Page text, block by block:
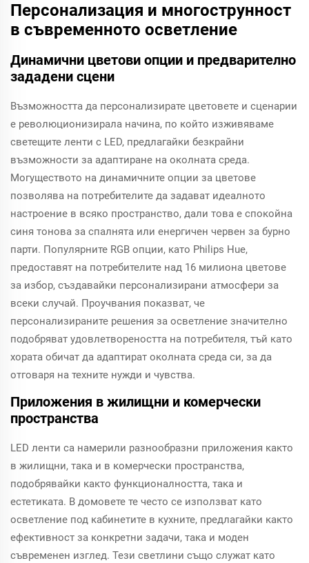
Персонализация и многострунност
в съвременното осветление
Динамични цветови опции и предварително
зададени сцени
Възможността да персонализирате цветовете и сценарии
е революционизирала начина, по който изживяваме
светещите ленти с LED, предлагайки безкрайни
възможности за адаптиране на околната среда.
Могуществото на динамичните опции за цветове
позволява на потребителите да задават идеалното
настроение в всяко пространство, дали това е спокойна
синя тонова за спалнята или енергичен червен за бурно
парти. Популярните RGB опции, като Philips Hue,
предоставят на потребителите над 16 милиона цветове
за избор, създавайки персонализирани атмосфери за
всеки случай. Проучвания показват, че
персонализираните решения за осветление значително
подобряват удовлетвореността на потребителя, тъй като
хората обичат да адаптират околната среда си, за да
отговаря на техните нужди и чувства.
Приложения в жилищни и комерчески
пространства
LED ленти са намерили разнообразни приложения както
в жилищни, така и в комерчески пространства,
подобрявайки както функционалността, така и
естетиката. В домовете те често се използват като
осветление под кабинетите в кухните, предлагайки както
ефективност за конкретни задачи, така и моден
съвременен изглед. Тези светлини също служат като